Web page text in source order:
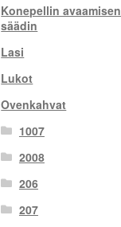
Konepellin avaamisen
säädin
Lasi
Lukot
Ovenkahvat
1007
2008
206
207